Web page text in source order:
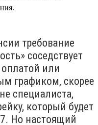
требование
соседствует
или
графиком, скорее
специалиста,
который будет
Но настоящий